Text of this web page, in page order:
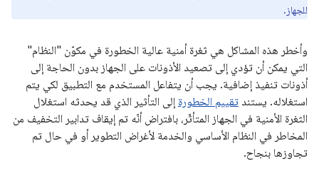
للجهاز.
وأخطر هذه المشاكل هي ثغرة أمنية عالية الخطورة في مكوّن "النظام"
التي يمكن أن تؤدي إلى تصعيد الأذونات على الجهاز بدون الحاجة إلى
أذونات تنفيذ إضافية. يجب أن يتفاعل المستخدم مع التطبيق لكي يتم
استغلاله. يستند تقييم الخطورة إلى التأثير الذي قد يحدثه استغلال
الثغرة الأمنية في الجهاز المتأثّر، بافتراض أنّه تم إيقاف تدابير التخفيف من
المخاطر في النظام الأساسي والخدمة لأغراض التطوير أو في حال تم
تجاوزها بنجاح.